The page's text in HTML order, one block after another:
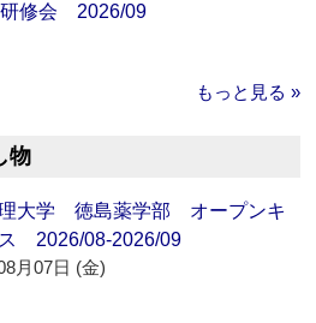
修会 2026/09
もっと見る »
物
大学 徳島薬学部 オープンキ
2026/08-2026/09
月07日 (金)